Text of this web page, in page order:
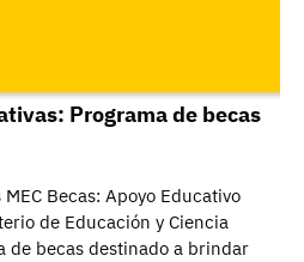
Programa de becas
Becas: Apoyo Educativo
de Educación y Ciencia
de becas destinado a brindar